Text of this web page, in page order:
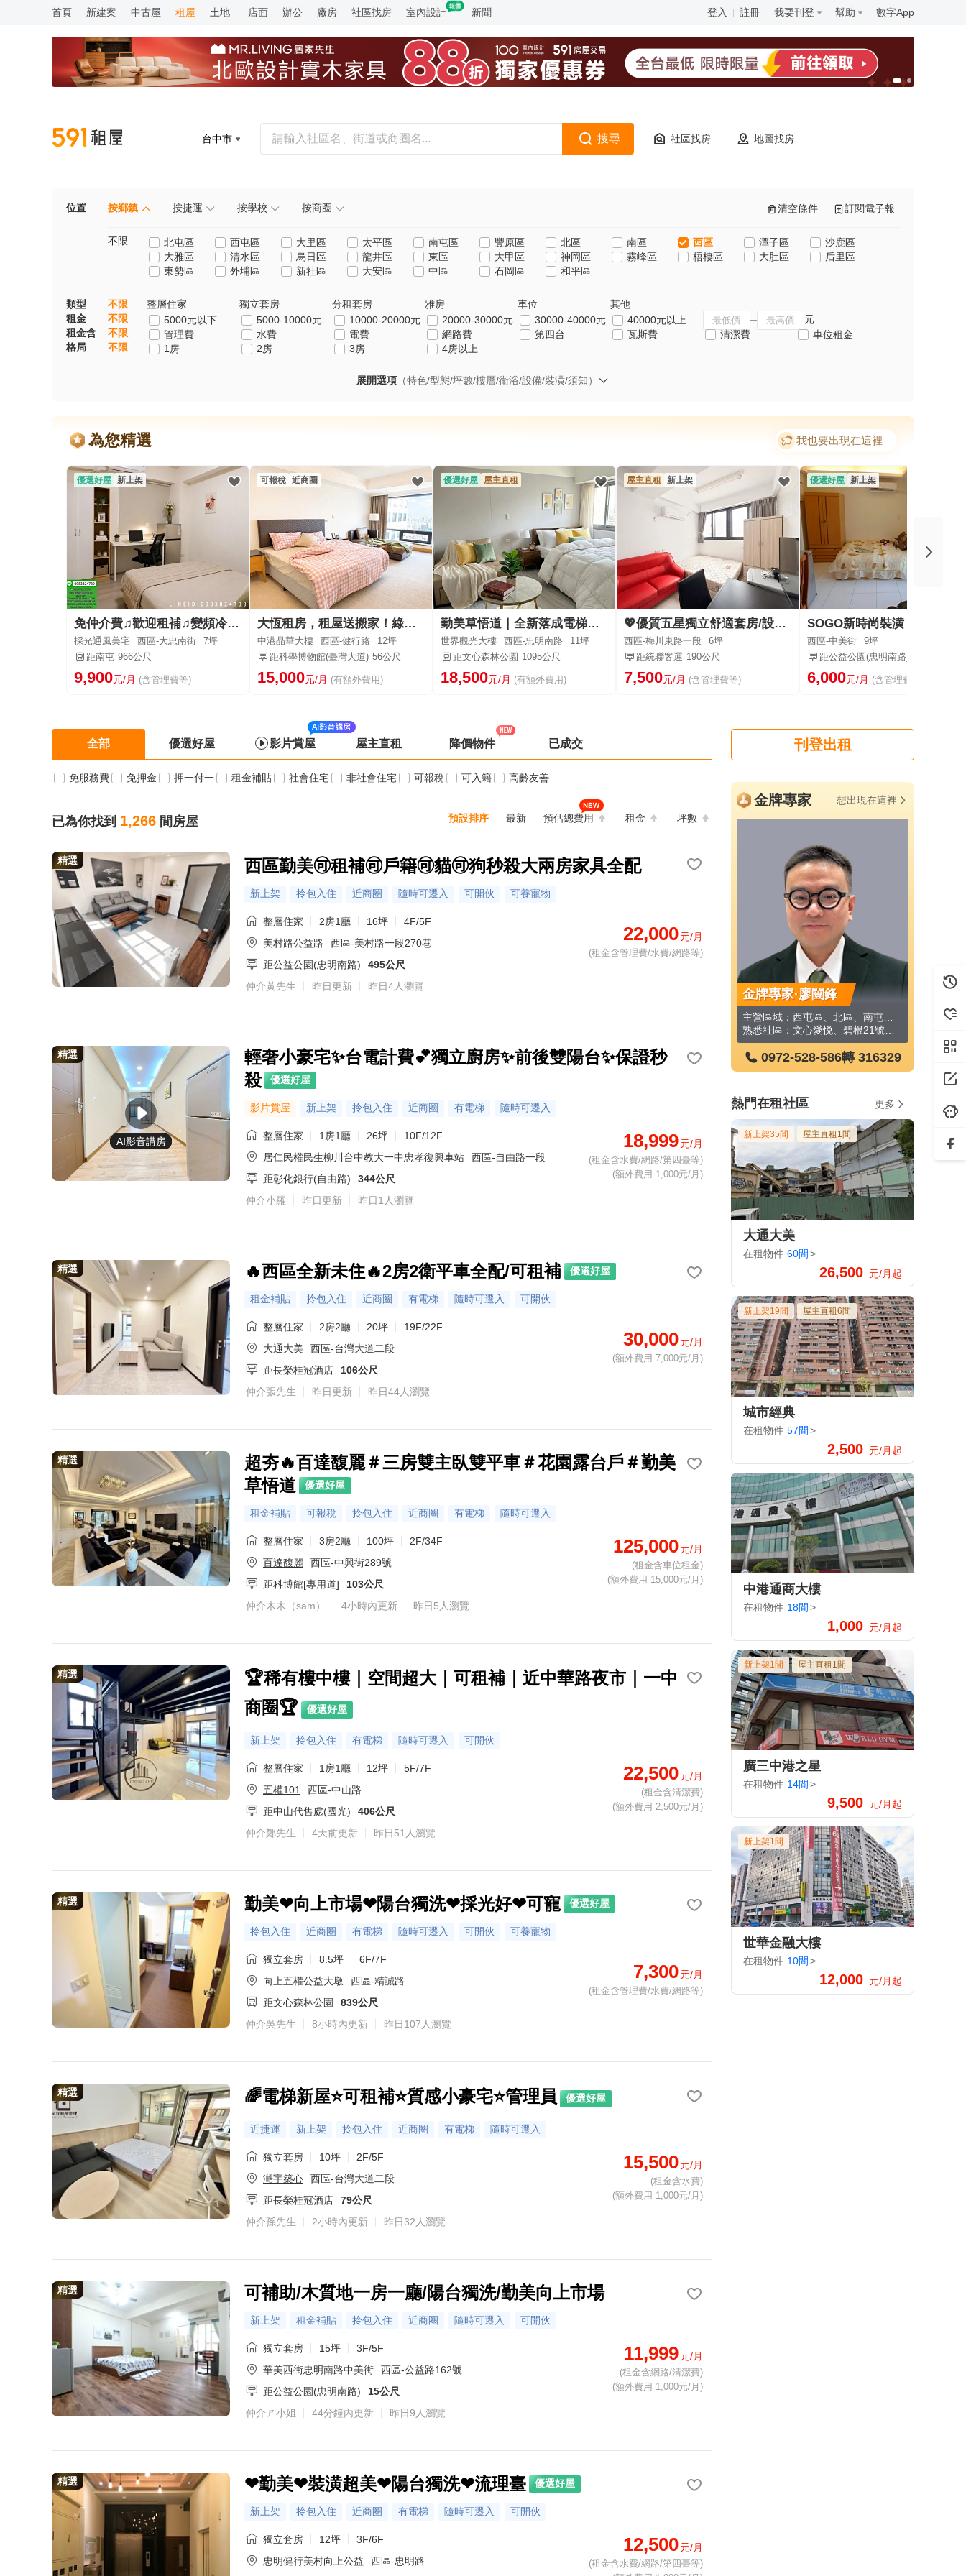
首頁 新建案 中古屋 租屋 土地 店面 辦公 廠房 社區找房 室內設計 新聞 登入 註冊 我要刊登 幫助 數字App
台中市 搜尋 社區找房 地圖找房
清空條件 訂閱電子報
位置 按鄉鎮 按捷運 按學校 按商圈
不限 北屯區 西屯區 大里區 太平區 南屯區 豐原區 北區 南區 西區 潭子區
沙鹿區
大雅區
清水區 烏日區 龍井區 東區 大甲區 神岡區 霧峰區 梧棲區 大肚區
后里區
東勢區
外埔區 新社區 大安區 中區 石岡區 和平區
類型 不限 整層住家 獨立套房 分租套房 雅房 車位
其他
租金
不限 5000元以下 5000-10000元 10000-20000元 20000-30000元 30000-40000元 40000元以上
元
租金含
不限 管理費 水費 電費 網路費 第四台 瓦斯費 清潔費
車位租金
格局
不限 1房 2房 3房 4房以上
展開選項 （特色/型態/坪數/樓層/衛浴/設備/裝潢/須知）
為您精選 我也要出現在這裡
優選好屋 新上架
免仲介費♫歡迎租補♫變頻冷氣♫衛浴開窗
採光通風美宅 西區-大忠南街
7坪
距南屯 966公尺
9,900元/月 (含管理費等)
可報稅 近商圈
大恆租房，租屋送搬家！綠園道共構商場🤘生活用品下樓就可採買
中港晶華大樓 西區-健行路
12坪
距科學博物館(臺灣大道) 56公尺
15,000元/月 (有額外費用)
優選好屋 屋主直租
勤美草悟道｜全新落成電梯精品宅
世界觀光大樓 西區-忠明南路
11坪
距文心森林公園 1095公尺
18,500元/月 (有額外費用)
屋主直租 新上架
💖優質五星獨立舒適套房/設備齊全💖
西區-梅川東路一段
6坪
距統聯客運 190公尺
7,500元/月 (含管理費等)
優選好屋 新上架
西區-中美街
9坪
距公益公園(忠明南路)
6,000元/月 (含管理費等)
全部 優選好屋 影片賞屋 屋主直租 降價物件 已成交
免服務費 免押金 押一付一 租金補貼 社會住宅 非社會住宅 可報稅 可入籍 高齡友善
已為你找到 1,266 間房屋 預設排序 最新 預估總費用 租金 坪數
精選 西區勤美🉑租補🉑戶籍🉑貓🉑狗秒殺大兩房家具全配
新上架 拎包入住 近商圈 隨時可遷入 可開伙 可養寵物
整層住家 2房1廳 16坪
4F/5F
美村路公益路
西區-美村路一段270巷
距公益公園(忠明南路)
495公尺
仲介黃先生
昨日更新 昨日4人瀏覽
22,000元/月
(租金含管理費/水費/網路等)
AI影音講房
AI影音講房
AI影音講房
AI影音講房
AI影音講房
AI影音講房
AI影音講房
AI影音講房
AI影音講房
AI影音講房
AI影音講房
AI影音講房
AI影音講房
AI影音講房
AI影音講房
AI影音講房
精選
輕奢小豪宅✨台電計費💕獨立廚房✨前後雙陽台✨保證秒
殺
優選好屋
影片賞屋 新上架 拎包入住 近商圈 有電梯 隨時可遷入
整層住家 1房1廳 26坪
10F/12F
居仁民權民生柳川台中教大一中忠孝復興車站
西區-自由路一段
距彰化銀行(自由路)
344公尺
仲介小羅
昨日更新 昨日1人瀏覽
18,999元/月
(租金含水費/網路/第四臺等)
(額外費用 1,000元/月)
精選 🔥西區全新未住🔥2房2衛平車全配/可租補 優選好屋
租金補貼 拎包入住 近商圈 有電梯 隨時可遷入 可開伙
整層住家 2房2廳 20坪
19F/22F
大通大美
西區-台灣大道二段
距長榮桂冠酒店
106公尺
仲介張先生
昨日更新 昨日44人瀏覽
30,000元/月
(額外費用 7,000元/月)
精選
超夯🔥百達馥麗＃三房雙主臥雙平車＃花園露台戶＃勤美
草悟道
優選好屋
租金補貼 可報稅 拎包入住 近商圈 有電梯 隨時可遷入
整層住家 3房2廳 100坪
2F/34F
百達馥麗
西區-中興街289號
距科博館[專用道]
103公尺
仲介木木（sam）
4小時內更新 昨日5人瀏覽
125,000元/月
(租金含車位租金)
(額外費用 15,000元/月)
精選
🏆稀有樓中樓｜空間超大｜可租補｜近中華路夜市｜一中
商圈🏆
優選好屋
新上架 拎包入住 有電梯 隨時可遷入 可開伙
整層住家 1房1廳 12坪
5F/7F
五權101
西區-中山路
距中山代售處(國光)
406公尺
仲介鄭先生
4天前更新 昨日51人瀏覽
22,500元/月
(租金含清潔費)
(額外費用 2,500元/月)
精選 勤美❤向上市場❤陽台獨洗❤採光好❤可寵 優選好屋
拎包入住 近商圈 有電梯 隨時可遷入 可開伙 可養寵物
獨立套房 8.5坪
6F/7F
向上五權公益大墩
西區-精誠路
距文心森林公園
839公尺
仲介吳先生
8小時內更新 昨日107人瀏覽
7,300元/月
(租金含管理費/水費/網路等)
精選 🌈電梯新屋⭐️可租補⭐質感小豪宅⭐管理員 優選好屋
近捷運 新上架 拎包入住 近商圈 有電梯 隨時可遷入
獨立套房 10坪
2F/5F
澔宇築心
西區-台灣大道二段
距長榮桂冠酒店
79公尺
仲介孫先生
2小時內更新 昨日32人瀏覽
15,500元/月
(租金含水費)
(額外費用 1,000元/月)
精選 可補助/木質地一房一廳/陽台獨洗/勤美向上市場
新上架 租金補貼 拎包入住 近商圈 隨時可遷入 可開伙
獨立套房 15坪
3F/5F
華美西街忠明南路中美街
西區-公益路162號
距公益公園(忠明南路)
15公尺
仲介ㄕ小姐
44分鐘內更新 昨日9人瀏覽
11,999元/月
(租金含網路/清潔費)
(額外費用 1,000元/月)
精選 ❤勤美❤裝潢超美❤陽台獨洗❤流理臺 優選好屋
新上架 拎包入住 近商圈 有電梯 隨時可遷入 可開伙
獨立套房 12坪
3F/6F
忠明健行美村向上公益
西區-忠明路
12,500元/月
(租金含水費/網路/第四臺等)
刊登出租
金牌專家 想出現在這裡
金牌專家·廖闓鋒
0972-528-586轉 316329
金牌專家·劉泓佳
0972-528-586轉 788412
金牌專家·吳婉儀
0972-528-586轉 828375
金牌專家·葉姿良
0972-528-586轉 611026
金牌專家·王于欣
0972-528-586轉 580714
金牌專家·連婉綾
0972-528-586轉 180712
金牌專家·李嘉芸
0972-528-586轉 8142
金牌專家·李珮宇
0972-528-586轉 758190
金牌專家·何鍹
0972-528-586轉 338211 0972-528-586 轉 667060
熱門在租社區 更多
新上架35間 屋主直租1間
大通大美
在租物件 60間 >
26,500 元/月起
新上架19間 屋主直租6間
城市經典
在租物件 57間 >
2,500 元/月起
中港通商大樓
在租物件 18間 >
1,000 元/月起
新上架1間 屋主直租1間
廣三中港之星
在租物件 14間 >
9,500 元/月起
新上架1間
世華金融大樓
在租物件 10間 >
12,000 元/月起